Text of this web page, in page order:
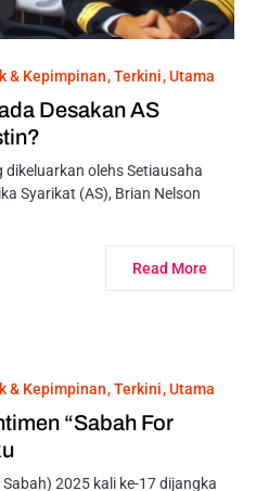
& Kepimpinan Terkini Utama
Desakan AS
olehs Setiausaha
Syarikat (AS), Brian Nelson
Read More
& Kepimpinan Terkini Utama
“Sabah For
2025 kali ke-17 dijangka